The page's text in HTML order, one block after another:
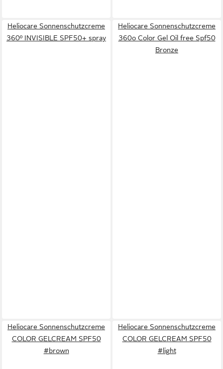
Heliocare Sonnenschutzcreme
360º INVISIBLE SPF50+ spray
Heliocare Sonnenschutzcreme
360o Color Gel Oil free Spf50
Bronze
Heliocare Sonnenschutzcreme
COLOR GELCREAM SPF50
#brown
Heliocare Sonnenschutzcreme
COLOR GELCREAM SPF50
#light